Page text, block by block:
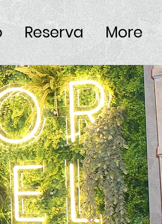
Reserva More